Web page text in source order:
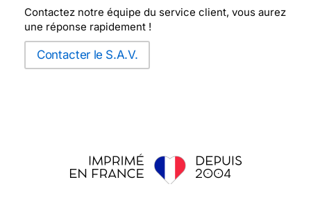
Contactez notre équipe du service client, vous aurez
une réponse rapidement !
Contacter le S.A.V.